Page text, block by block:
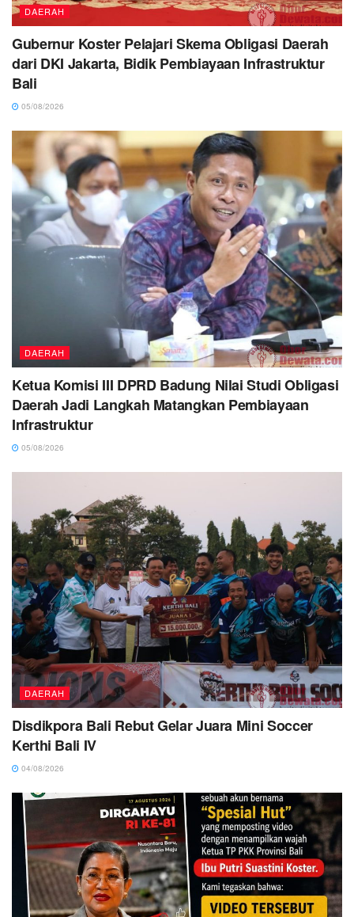
DAERAH
Gubernur Koster Pelajari Skema Obligasi Daerah
dari DKI Jakarta, Bidik Pembiayaan Infrastruktur
Bali
05/08/2026
DAERAH
Ketua Komisi III DPRD Badung Nilai Studi Obligasi
Daerah Jadi Langkah Matangkan Pembiayaan
Infrastruktur
05/08/2026
DAERAH
Disdikpora Bali Rebut Gelar Juara Mini Soccer
Kerthi Bali IV
04/08/2026